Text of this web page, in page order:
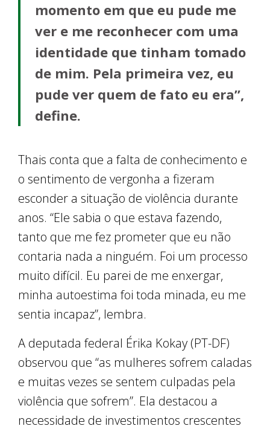
momento em que eu pude me
ver e me reconhecer com uma
identidade que tinham tomado
de mim. Pela primeira vez, eu
pude ver quem de fato eu era”,
define.
Thais conta que a falta de conhecimento e
o sentimento de vergonha a fizeram
esconder a situação de violência durante
anos. “Ele sabia o que estava fazendo,
tanto que me fez prometer que eu não
contaria nada a ninguém. Foi um processo
muito difícil. Eu parei de me enxergar,
minha autoestima foi toda minada, eu me
sentia incapaz”, lembra.
A deputada federal Érika Kokay (PT-DF)
observou que “as mulheres sofrem caladas
e muitas vezes se sentem culpadas pela
violência que sofrem”. Ela destacou a
necessidade de investimentos crescentes